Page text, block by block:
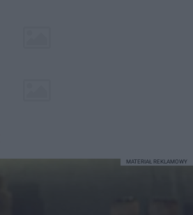
MATERIAŁ REKLAMOWY